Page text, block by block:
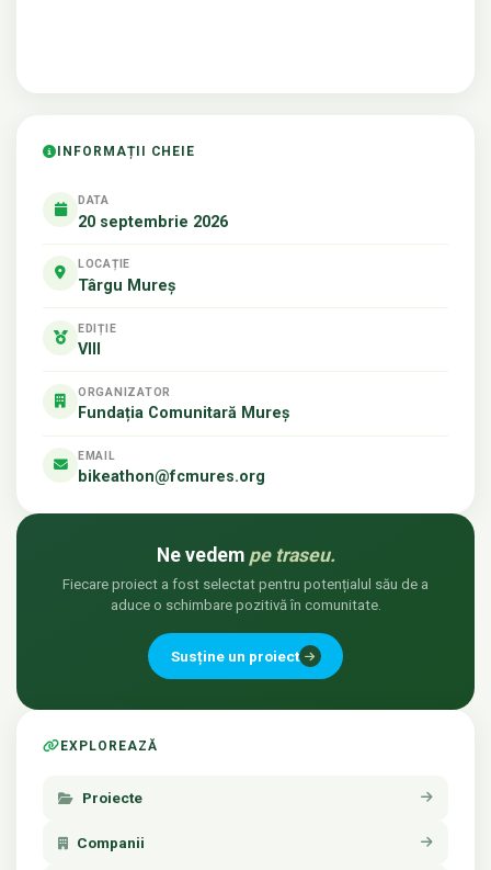
INFORMAȚII CHEIE
DATA
20 septembrie 2026
LOCAȚIE
Târgu Mureș
EDIȚIE
VIII
ORGANIZATOR
Fundația Comunitară Mureș
EMAIL
bikeathon@fcmures.org
Ne vedem pe traseu.
Fiecare proiect a fost selectat pentru potențialul său de a
aduce o schimbare pozitivă în comunitate.
Susține un proiect
EXPLOREAZĂ
Proiecte
Companii